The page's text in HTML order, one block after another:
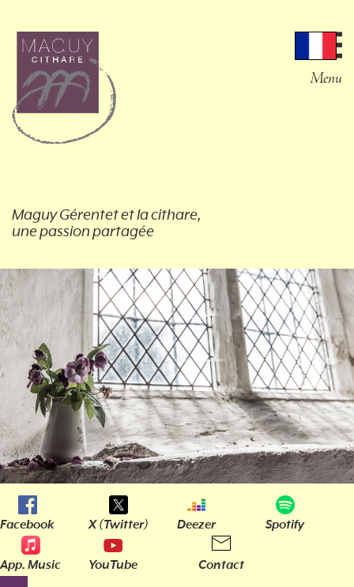
Menu
Maguy Gérentet et la cithare,
une passion partagée
Facebook X (Twitter) Deezer Spotify
App. Music YouTube Contact